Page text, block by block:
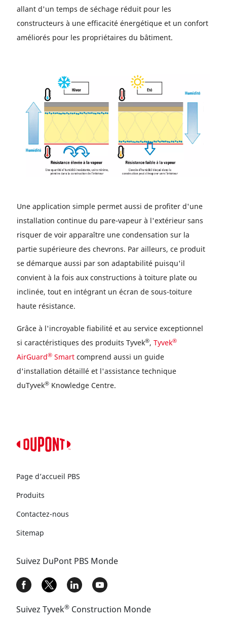
allant d'un temps de séchage réduit pour les
constructeurs à une efficacité énergétique et un confort
améliorés pour les propriétaires du bâtiment.
Une application simple permet aussi de profiter d'une
installation continue du pare-vapeur à l'extérieur sans
risquer de voir apparaître une condensation sur la
partie supérieure des chevrons. Par ailleurs, ce produit
se démarque aussi par son adaptabilité puisqu'il
convient à la fois aux constructions à toiture plate ou
inclinée, tout en intégrant un écran de sous-toiture
haute résistance.
Grâce à l'incroyable fiabilité et au service exceptionnel
si caractéristiques des produits Tyvek®, Tyvek®
AirGuard® Smart comprend aussi un guide
d'installation détaillé et l'assistance technique
duTyvek® Knowledge Centre.
Page d’accueil PBS
Produits
Contactez-nous
Sitemap
Suivez DuPont PBS Monde
Suivez Tyvek®Construction Monde​